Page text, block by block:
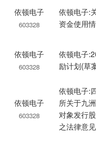
依顿电子
603328
依顿电子:
资金使用
依顿电子
603328
依顿电子
励计划(草
依顿电子
603328
依顿电子:
所关于九
对象发行
之法律意